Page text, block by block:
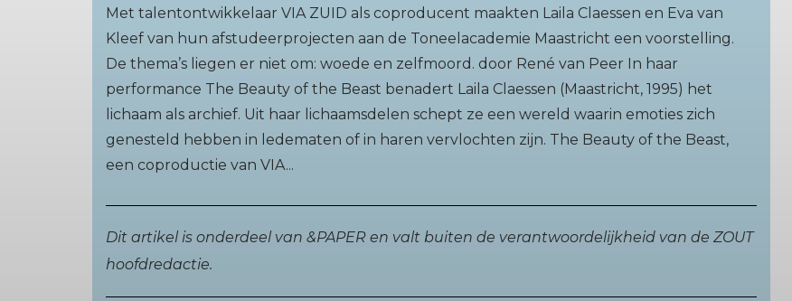
Met talentontwikkelaar VIA ZUID als coproducent maakten Laila Claessen en Eva van
Kleef van hun afstudeerprojecten aan de Toneelacademie Maastricht een voorstelling.
De thema’s liegen er niet om: woede en zelfmoord. door René van Peer In haar
performance The Beauty of the Beast benadert Laila Claessen (Maastricht, 1995) het
lichaam als archief. Uit haar lichaamsdelen schept ze een wereld waarin emoties zich
genesteld hebben in ledematen of in haren vervlochten zijn. The Beauty of the Beast,
een coproductie van VIA...
Dit artikel is onderdeel van &PAPER en valt buiten de verantwoordelijkheid van de ZOUT
hoofdredactie.